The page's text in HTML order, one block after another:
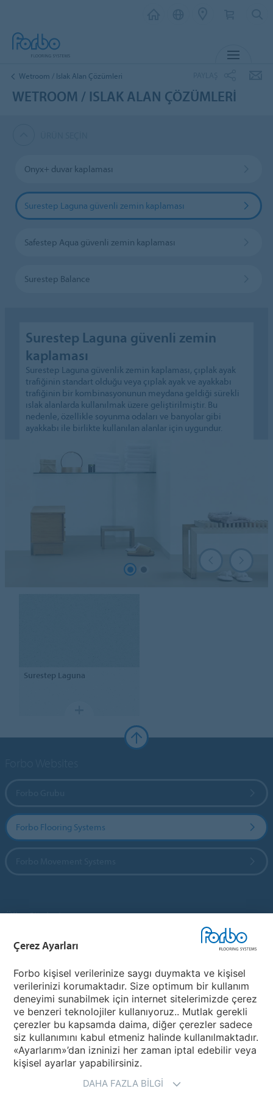
Wetroom / Islak Alan Çözümleri
WETROOM / ISLAK ALAN ÇÖZÜMLERI
Onyx+ duvar kaplaması
Surestep Laguna güvenli zemin kaplaması
Safestep Aqua güvenli zemin kaplaması
Surestep Balance
Surestep Laguna güvenli zemin
kaplaması
Surestep Laguna güvenlik zemin kaplaması, çıplak ayak
trafiğinin standart olduğu veya çıplak ayak ve ayakkabı
trafiğinin bir kombinasyonunun meydana geldiği sürekli
ıslak alanlarda kullanılmak üzere geliştirilmiştir. Bu
nedenle, özellikle soyunma odaları ve banyolar gibi
ayakkabı ile birlikte kullanılan alanlar için uygundur.
SurestepLaguna
Forbo Flooring Systems
Ülke Siteleri
Ülkenizi Seçin
My Forbo
Ürünler
Covid-19
Çerez Ayarları
Forbo kişisel verilerinize saygı duymakta ve kişisel
verilerinizi korumaktadır. Size optimum bir kullanım
deneyimi sunabilmek için internet sitelerimizde çerez
ve benzeri teknolojiler kullanıyoruz.. Mutlak gerekli
çerezler bu kapsamda daima, diğer çerezler sadece
siz kullanımını kabul etmeniz halinde kullanılmaktadır.
«Ayarlarım»’dan izninizi her zaman iptal edebilir veya
kişisel ayarlar yapabilirsiniz.
DAHA FAZLA BILGI